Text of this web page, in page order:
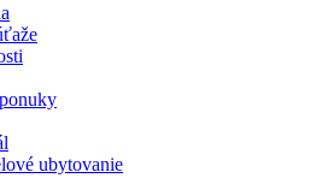
ubytovanie